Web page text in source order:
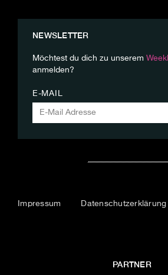
NEWSLETTER
Möchtest du dich zu unserem
anmelden?
E-MAIL
Impressum Datenschutzerklärung
PARTNER